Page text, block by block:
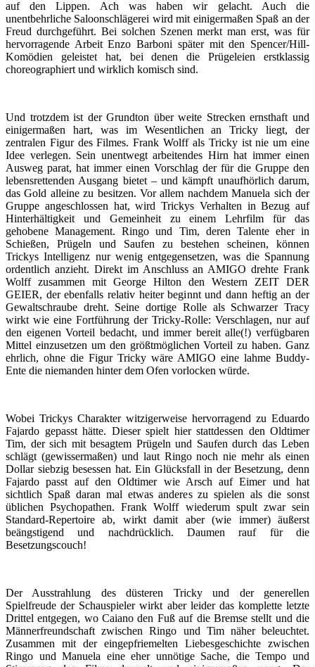
auf den Lippen. Ach was haben wir gelacht. Auch die
unentbehrliche Saloonschlägerei wird mit einigermaßen Spaß an der
Freud durchgeführt. Bei solchen Szenen merkt man erst, was für
hervorragende Arbeit Enzo Barboni später mit den Spencer/Hill-
Komödien geleistet hat, bei denen die Prügeleien erstklassig
choreographiert und wirklich komisch sind.
Und trotzdem ist der Grundton über weite Strecken ernsthaft und
einigermaßen hart, was im Wesentlichen an Tricky liegt, der
zentralen Figur des Filmes. Frank Wolff als Tricky ist nie um eine
Idee verlegen. Sein unentwegt arbeitendes Hirn hat immer einen
Ausweg parat, hat immer einen Vorschlag der für die Gruppe den
lebensrettenden Ausgang bietet – und kämpft unaufhörlich darum,
das Gold alleine zu besitzen. Vor allem nachdem Manuela sich der
Gruppe angeschlossen hat, wird Trickys Verhalten in Bezug auf
Hinterhältigkeit und Gemeinheit zu einem Lehrfilm für das
gehobene Management. Ringo und Tim, deren Talente eher in
Schießen, Prügeln und Saufen zu bestehen scheinen, können
Trickys Intelligenz nur wenig entgegensetzen, was die Spannung
ordentlich anzieht. Direkt im Anschluss an AMIGO drehte Frank
Wolff zusammen mit George Hilton den Western ZEIT DER
GEIER, der ebenfalls relativ heiter beginnt und dann heftig an der
Gewaltschraube dreht. Seine dortige Rolle als Schwarzer Tracy
wirkt wie eine Fortführung der Tricky-Rolle: Verschlagen, nur auf
den eigenen Vorteil bedacht, und immer bereit alle(!) verfügbaren
Mittel einzusetzen um den größtmöglichen Vorteil zu haben. Ganz
ehrlich, ohne die Figur Tricky wäre AMIGO eine lahme Buddy-
Ente die niemanden hinter dem Ofen vorlocken würde.
Wobei Trickys Charakter witzigerweise hervorragend zu Eduardo
Fajardo gepasst hätte. Dieser spielt hier stattdessen den Oldtimer
Tim, der sich mit besagtem Prügeln und Saufen durch das Leben
schlägt (gewissermaßen) und laut Ringo noch nie mehr als einen
Dollar siebzig besessen hat. Ein Glücksfall in der Besetzung, denn
Fajardo passt auf den Oldtimer wie Arsch auf Eimer und hat
sichtlich Spaß daran mal etwas anderes zu spielen als die sonst
üblichen Psychopathen. Frank Wolff wiederum spult zwar sein
Standard-Repertoire ab, wirkt damit aber (wie immer) äußerst
beängstigend und nachdrücklich. Daumen rauf für die
Besetzungscouch!
Der Ausstrahlung des düsteren Tricky und der generellen
Spielfreude der Schauspieler wirkt aber leider das komplette letzte
Drittel entgegen, wo Caiano den Fuß auf die Bremse stellt und die
Männerfreundschaft zwischen Ringo und Tim näher beleuchtet.
Zusammen mit der eingepfriemelten Liebesgeschichte zwischen
Ringo und Manuela eine eher unnötige Sache, die Tempo und